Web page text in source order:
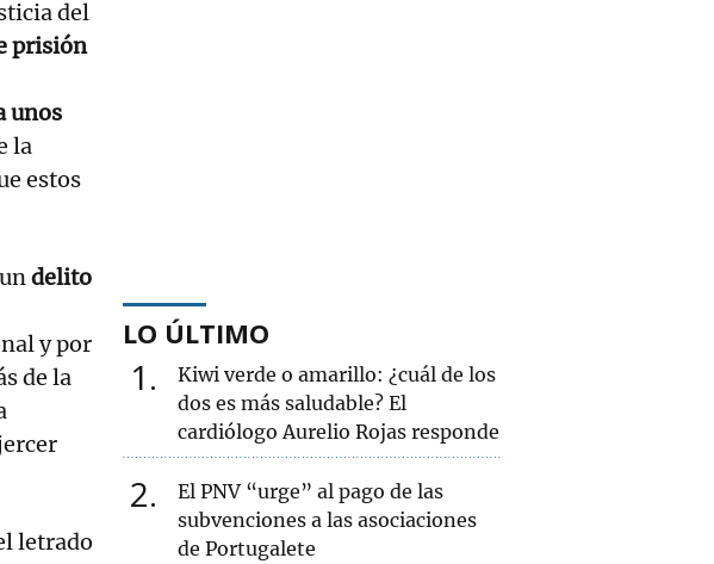
del
prisión
unos
la
estos
delito
y por
de la
letrado
LO ÚLTIMO
1
Kiwi verde o amarillo: ¿cuál de los
dos es más saludable? El
cardiólogo Aurelio Rojas responde
2
El PNV “urge” al pago de las
subvenciones a las asociaciones
de Portugalete